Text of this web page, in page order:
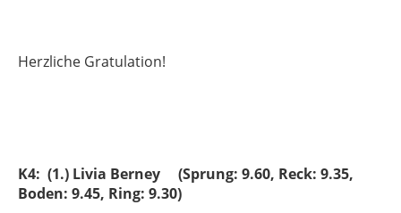
Herzliche Gratulation!
K4: (1.) Livia Berney (Sprung: 9.60, Reck: 9.35,
Boden: 9.45, Ring: 9.30)